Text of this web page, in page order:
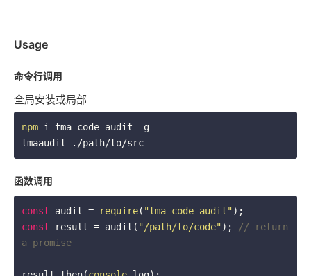
Usage
命令行调用
全局安装或局部
npm i tma-code-audit -g
tmaaudit ./path/to/src
函数调用
const audit = require( "tma-code-audit"
const result = audit( "/path/to/code" );
// return
a promise